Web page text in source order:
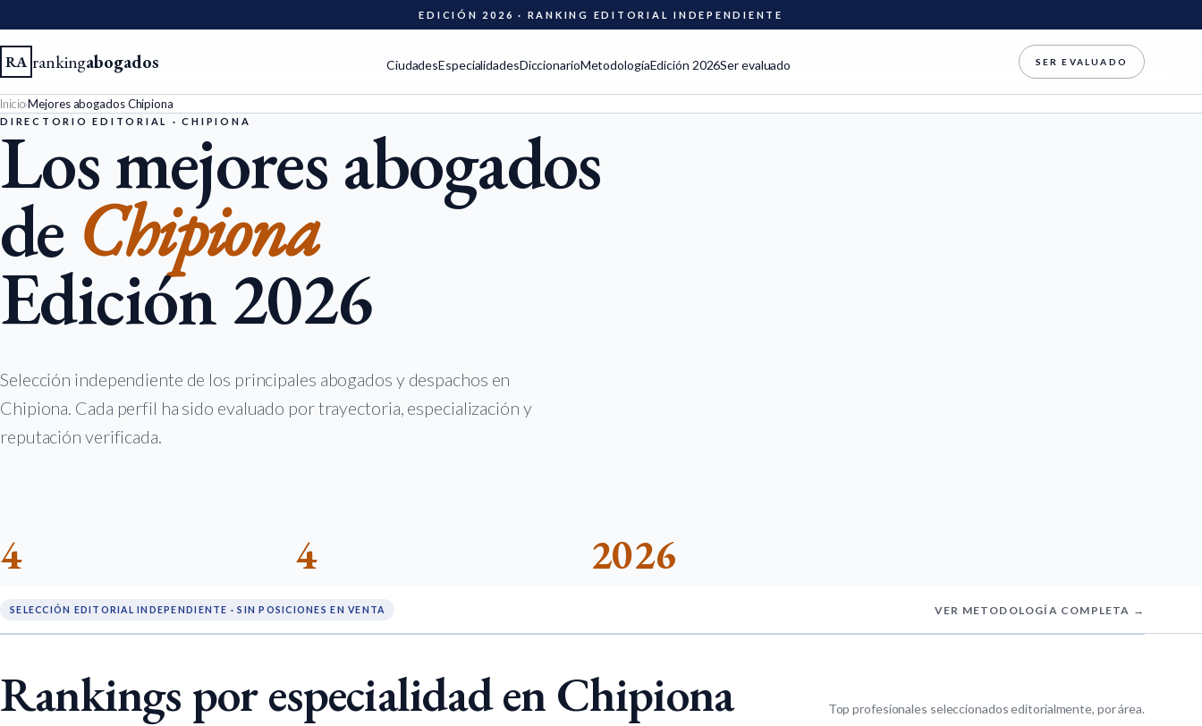
EDICIÓN 2026 · RANKING EDITORIAL INDEPENDIENTE
RA rankingabogados CiudadesEspecialidadesDiccionarioMetodologíaEdición 2026Ser evaluado SER EVALUADO
Inicio›Mejores abogados Chipiona
DIRECTORIO EDITORIAL · CHIPIONA
Los mejores abogados
de Chipiona
Edición 2026
Selección independiente de los principales abogados y despachos en
Chipiona. Cada perfil ha sido evaluado por trayectoria, especialización y
reputación verificada.
4 4 2026
SELECCIÓN EDITORIAL INDEPENDIENTE · SIN POSICIONES EN VENTA VER METODOLOGÍA COMPLETA →
Rankings por especialidad en Chipiona Top profesionales seleccionados editorialmente, por área.